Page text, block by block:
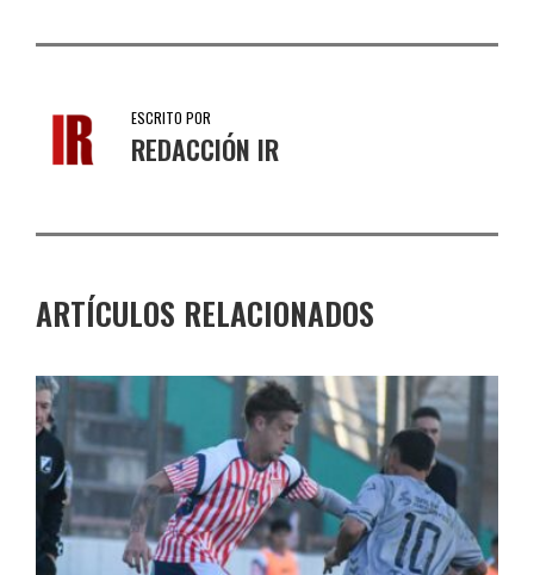
ESCRITO POR
REDACCIÓN IR
ARTÍCULOS RELACIONADOS